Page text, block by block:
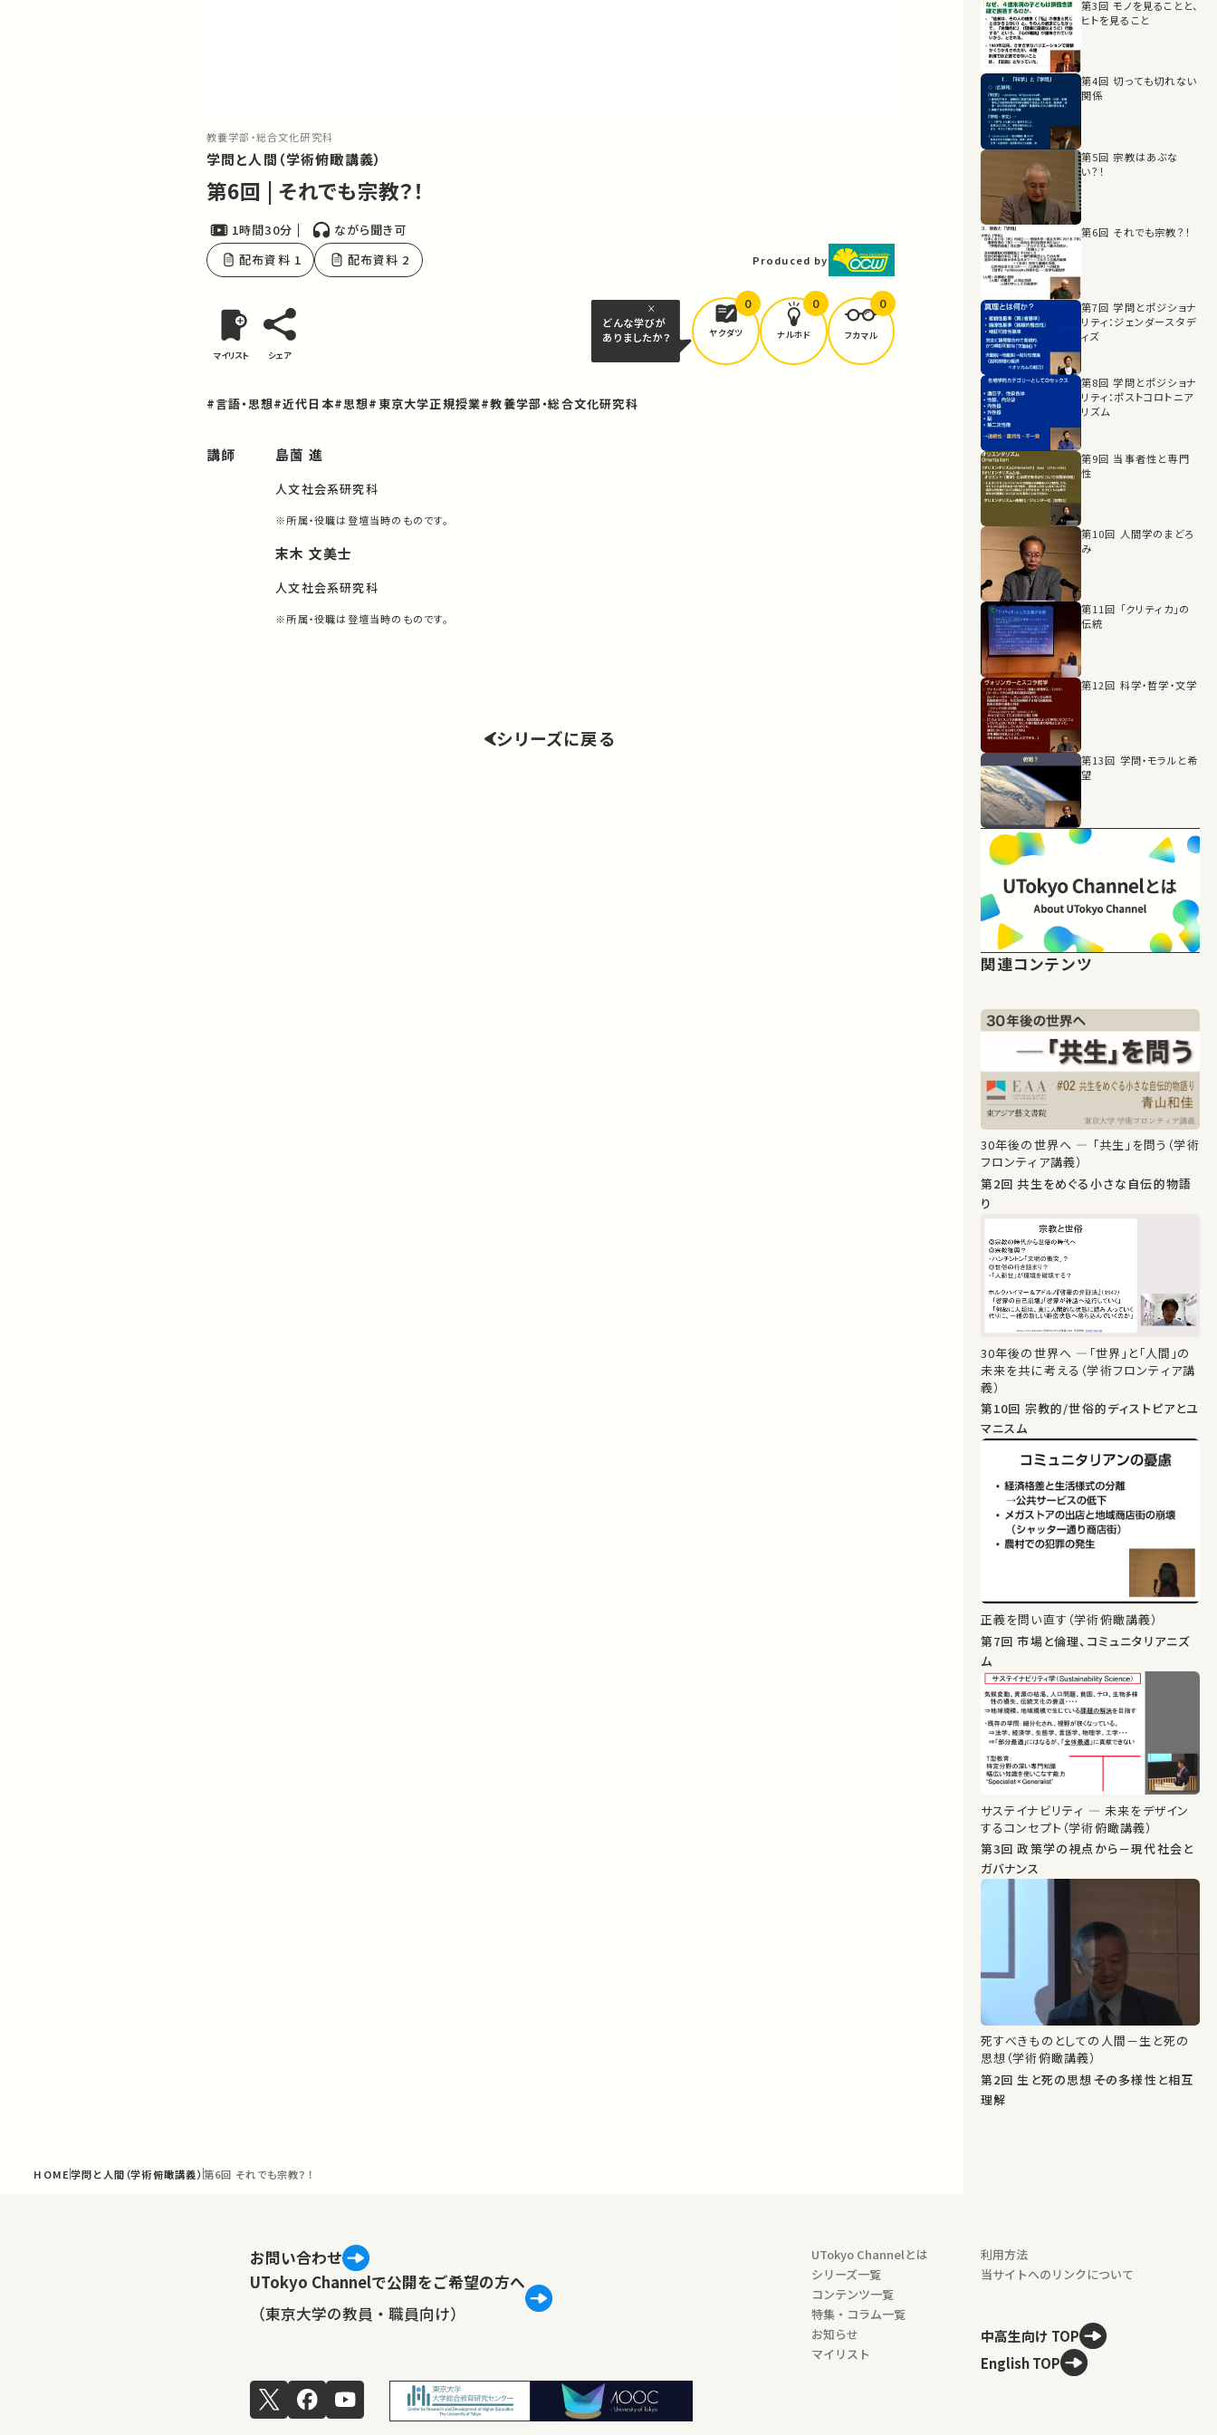
教養学部・総合文化研究科
学問と人間（学術俯瞰講義）
第6回 | それでも宗教？！
1時間30分
ながら聞き可
配布資料 1
配布資料 2 Produced by
マイリスト シェア
どんな学びが
ありましたか？
ヤクダツ
0
ナルホド
0
フカマル
0
#言語・思想#近代日本#思想#東京大学正規授業#教養学部・総合文化研究科
講師 島薗 進
人文社会系研究科
※所属・役職は登壇当時のものです。
末木 文美士
人文社会系研究科
※所属・役職は登壇当時のものです。
シリーズに戻る
HOME学問と人間（学術俯瞰講義） 第6回 それでも宗教？！
第3回 モノを見ることと、
ヒトを見ること
第4回 切っても切れない
関係
第5回 宗教はあぶな
い？！
第6回 それでも宗教？！
第7回 学問とポジショナ
リティ：ジェンダースタデ
ィズ
第8回 学問とポジショナ
リティ：ポストコロトニア
リズム
第9回 当事者性と専門
性
第10回 人間学のまどろ
み
第11回 「クリティカ」の
伝統
第12回 科学・哲学・文学
第13回 学問・モラルと希
望
関連コンテンツ
30年後の世界へ ― 「共生」を問う（学術
フロンティア講義）
第2回 共生をめぐる小さな自伝的物語
り
30年後の世界へ ―「世界」と「人間」の
未来を共に考える（学術フロンティア講
義）
第10回 宗教的/世俗的ディストピアとユ
マニスム
正義を問い直す（学術俯瞰講義）
第7回 市場と倫理、コミュニタリアニズ
ム
サステイナビリティ ― 未来をデザイン
するコンセプト（学術俯瞰講義）
第3回 政策学の視点から－現代社会と
ガバナンス
死すべきものとしての人間－生と死の
思想（学術俯瞰講義）
第2回 生と死の思想――その多様性と相互
理解
お問い合わせ
UTokyo Channelで公開をご希望の方へ
（東京大学の教員・職員向け）
UTokyo Channelとは
シリーズ一覧
コンテンツ一覧
特集・コラム一覧
お知らせ
マイリスト
利用方法
当サイトへのリンクについて
中高生向け TOP
English TOP